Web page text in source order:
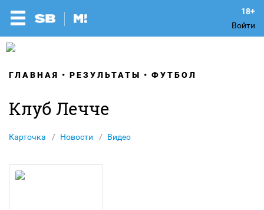
Войти
ГЛАВНАЯ РЕЗУЛЬТАТЫ ФУТБОЛ
Клуб Лечче
Карточка Новости Видео